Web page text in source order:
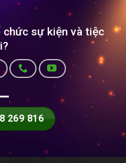
chức sự kiện và tiệc
269 816